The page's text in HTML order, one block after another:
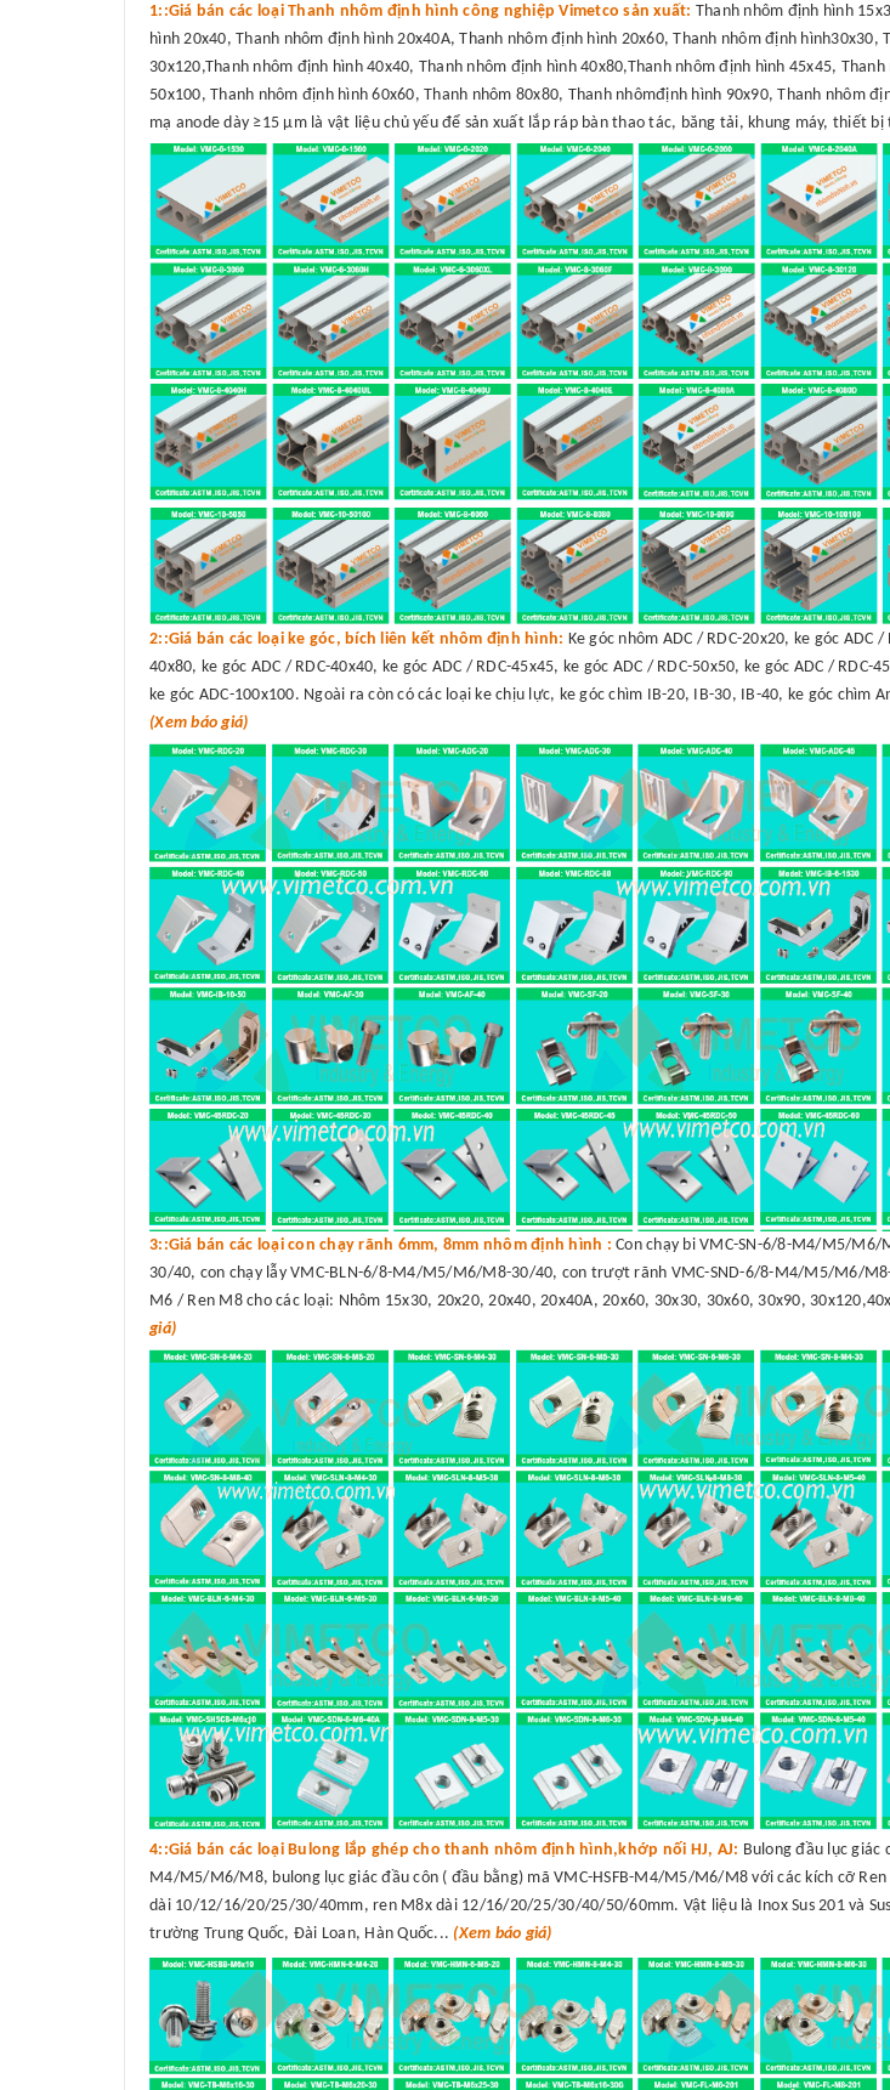
1::Giá bán các loại Thanh nhôm định hình công nghiệp Vimetco sản xuất: Thanh nhôm định hình
hình 20x40, Thanh nhôm định hình 20x40A, Thanh nhôm định hình 20x60, Thanh nhôm định
30x120,Thanh nhôm định hình 40x40, Thanh nhôm định hình 40x80,Thanh nhôm định hình 45x45,
50x100, Thanh nhôm định hình 60x60, Thanh nhôm 80x80, Thanh nhômđịnh hình 90x90, Thanh nhôm
mạ anode dày ≥15 μm là vật liệu chủ yếu để sản xuất lắp ráp bàn thao tác, băng tải, khung máy, thiết
2::Giá bán các loại ke góc, bích liên kết nhôm định hình: Ke góc nhôm ADC / RDC-20x20, ke góc ADC
40x80, ke góc ADC / RDC-40x40, ke góc ADC / RDC-45x45, ke góc ADC / RDC-50x50, ke góc ADC /
ke góc ADC-100x100. Ngoài ra còn có các loại ke chịu lực, ke góc chìm IB-20, IB-30, IB-40, ke góc chìm
(Xem báo giá)
3::Giá bán các loại con chạy rãnh 6mm, 8mm nhôm định hình : Con chạy bi VMC-SN-6/8-M4/M5/
30/40, con chạy lẫy VMC-BLN-6/8-M4/M5/M6/M8-30/40, con trượt rãnh VMC-SND-6/8-M4/M5/M6/
M6 / Ren M8 cho các loại: Nhôm 15x30, 20x20, 20x40, 20x40A, 20x60, 30x30, 30x60, 30x90,
giá)
4::Giá bán các loại Bulong lắp ghép cho thanh nhôm định hình,khớp nối HJ, AJ: Bulong đầu lục giác
M4/M5/M6/M8, bulong lục giác đầu côn ( đầu bằng) mã VMC-HSFB-M4/M5/M6/M8 với các kích cỡ
dài 10/12/16/20/25/30/40mm, ren M8x dài 12/16/20/25/30/40/50/60mm. Vật liệu là Inox Sus 201 và
trường Trung Quốc, Đài Loan, Hàn Quốc... (Xem báo giá)